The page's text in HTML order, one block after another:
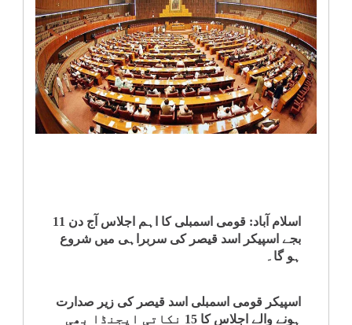
انٹرٹینمنٹ
صحت
قومی
‎کرائم
سیاست
اسلام آباد: قومی اسمبلی کا اہم اجلاس آج دن 11
بجے اسپیکر اسد قیصر کی سربراہی میں شروع
ہو گا۔
اسپیکر قومی اسمبلی اسد قیصر کی زیر صدارت
ہونے والے اجلاس کا 15 نکاتی ایجنڈا بھی